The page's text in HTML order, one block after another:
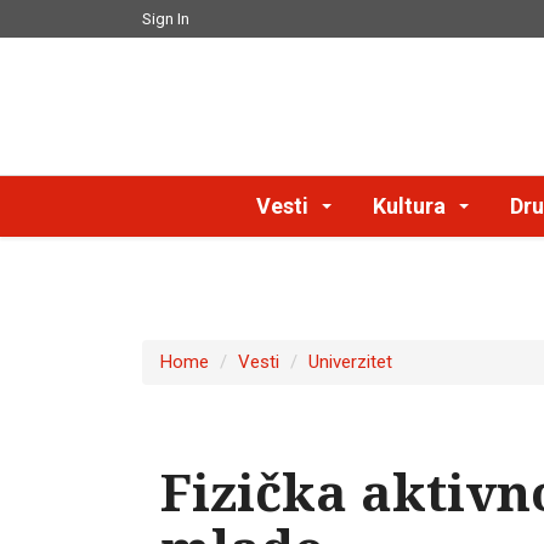
Sign In
Vesti Kultura
Home Vesti Univerzitet
Fizička